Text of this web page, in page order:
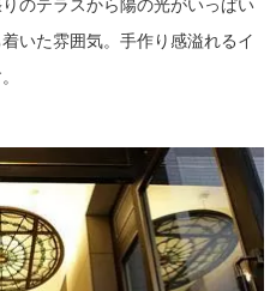
のテラスから陽の光がいっぱい
いた雰囲気。手作り感溢れるイ